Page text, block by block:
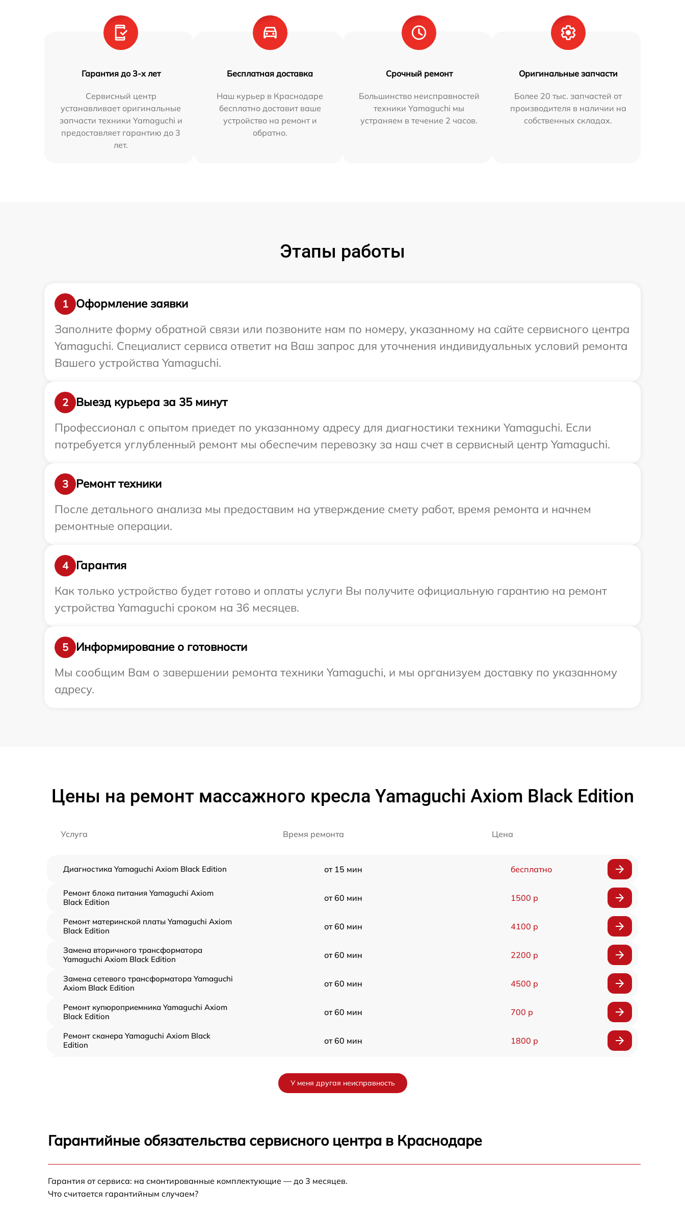
Гарантия до 3-х лет
Сервисный центр
устанавливает оригинальные
запчасти техники Yamaguchi и
предоставляет гарантию до 3
лет.
Бесплатная доставка
Наш курьер в Краснодаре
бесплатно доставит ваше
устройство на ремонт и
обратно.
Срочный ремонт
Большинство неисправностей
техники Yamaguchi мы
устраняем в течение 2 часов.
Оригинальные запчасти
Более 20 тыс. запчастей от
производителя в наличии на
собственных складах.
Этапы работы
1
Оформление заявки
Заполните форму обратной связи или позвоните нам по номеру, указанному на сайте сервисного центра
Yamaguchi. Специалист сервиса ответит на Ваш запрос для уточнения индивидуальных условий ремонта
Вашего устройства Yamaguchi.
2
Выезд курьера за 35 минут
Профессионал с опытом приедет по указанному адресу для диагностики техники Yamaguchi. Если
потребуется углубленный ремонт мы обеспечим перевозку за наш счет в сервисный центр Yamaguchi.
3
Ремонт техники
После детального анализа мы предоставим на утверждение смету работ, время ремонта и начнем
ремонтные операции.
4
Гарантия
Как только устройство будет готово и оплаты услуги Вы получите официальную гарантию на ремонт
устройства Yamaguchi сроком на 36 месяцев.
5
Информирование о готовности
Мы сообщим Вам о завершении ремонта техники Yamaguchi, и мы организуем доставку по указанному
адресу.
Цены на ремонт массажного кресла Yamaguchi Axiom Black Edition
Услуга Время ремонта Цена
Диагностика Yamaguchi Axiom Black Edition от 15 мин бесплатно
Ремонт блока питания Yamaguchi Axiom
Black Edition
от 60 мин 1500 р
Ремонт материнской платы Yamaguchi Axiom
Black Edition
от 60 мин 4100 р
Замена вторичного трансформатора
Yamaguchi Axiom Black Edition
от 60 мин 2200 р
Замена сетевого трансформатора Yamaguchi
Axiom Black Edition
от 60 мин 4500 р
Ремонт купюроприемника Yamaguchi Axiom
Black Edition
от 60 мин 700 р
Ремонт сканера Yamaguchi Axiom Black
Edition
от 60 мин 1800 р
Ремонт пневмокамеры Yamaguchi Axiom
Замена сканера Yamaguchi Axiom Black
Edition
от 60 мин
У меня другая неисправность
Гарантийные обязательства сервисного центра в Краснодаре
Гарантия от сервиса: на смонтированные комплектующие — до 3 месяцев.
Что считается гарантийным случаем?